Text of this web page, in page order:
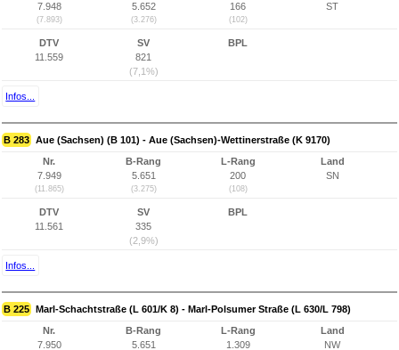
7.948
(7.893)
5.652
(3.276)
166
(102)
ST
DTV
11.559
SV
821
(7,1%)
BPL
Infos...
B 283 Aue (Sachsen) (B 101) - Aue (Sachsen)-Wettinerstraße (K 9170)
Nr.
7.949
(11.865)
B-Rang
5.651
(3.275)
L-Rang
200
(108)
Land
SN
DTV
11.561
SV
335
(2,9%)
BPL
Infos...
B 225 Marl-Schachtstraße (L 601/K 8) - Marl-Polsumer Straße (L 630/L 798)
Nr.
7.950
B-Rang
5.651
L-Rang
1.309
Land
NW